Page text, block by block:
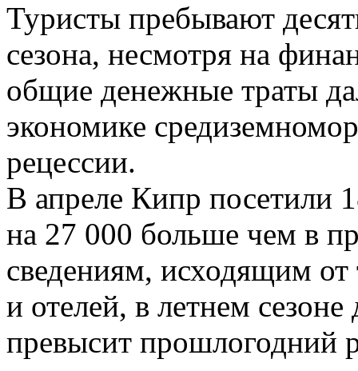
Туристы пребывают
сезона, несмотря на
общие денежные траты
экономике
рецессии.
В апреле Кипр посетили
на 27 000 больше чем в
сведениям, исходящим от
и отелей, в летнем
превысит прошлогодний